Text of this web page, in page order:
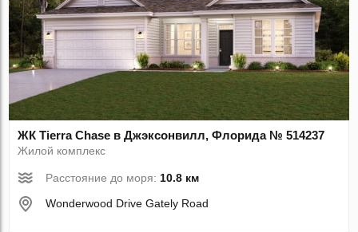
ЖК Tierra Chase в Джэксонвилл, Флорида № 514237
Жилой комплекс
Расстояние до моря: 10.8 км
Wonderwood Drive Gately Road